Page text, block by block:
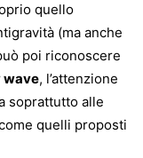
quello
(ma anche
poi riconoscere
wave, l’attenzione
soprattutto alle
quelli proposti